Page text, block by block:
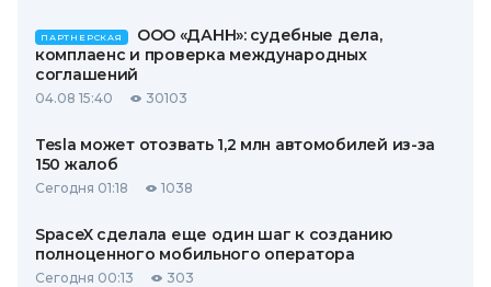
ПАРТНЕРСКАЯ
ООО «ДАНН»: судебные дела,
комплаенс и проверка международных
соглашений
04.08 15:40 30103
Tesla может отозвать 1,2 млн автомобилей из-за
150 жалоб
Сегодня 01:18 1038
SpaceX сделала еще один шаг к созданию
полноценного мобильного оператора
Сегодня 00:13 303